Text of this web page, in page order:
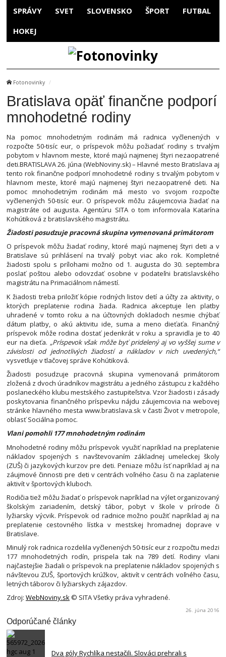
SPRÁVY SVET SLOVENSKO ŠPORT FUTBAL
HOKEJ
Fotonovinky
Bratislava opäť finančne podporí
mnohodetné rodiny
Na pomoc mnohodetným rodinám má radnica vyčlenených v
rozpočte 50-tisíc eur, o príspevok môžu požiadať rodiny s trvalým
pobytom v hlavnom meste, ktoré majú najmenej štyri nezaopatrené
deti.BRATISLAVA 26. júna (WebNoviny.sk) – Hlavné mesto Bratislava aj
tento rok finančne podporí mnohodetné rodiny s trvalým pobytom v
hlavnom meste, ktoré majú najmenej štyri nezaopatrené deti. Na
pomoc mnohodetným rodinám má mesto vo svojom rozpočte
vyčlenených 50-tisíc eur. O príspevok môžu záujemcovia žiadať na
magistráte od augusta. Agentúru SITA o tom informovala Katarína
Kohútiková z bratislavského magistrátu.
Žiadosti posudzuje pracovná skupina vymenovaná primátorom
O príspevok môžu žiadať rodiny, ktoré majú najmenej štyri deti a v
Bratislave sú prihlásení na trvalý pobyt viac ako rok. Kompletné
žiadosti spolu s prílohami možno od 1. augusta do 30. septembra
poslať poštou alebo odovzdať osobne v podateľni bratislavského
magistrátu na Primaciálnom námestí.
K žiadosti treba priložiť kópie rodných listov detí a účty za aktivity, o
ktorých preplatenie rodina žiada. Radnica akceptuje len platby
uhradené v tomto roku a na účtovných dokladoch nesmie chýbať
dátum platby, o akú aktivitu ide, suma a meno dieťaťa. Finančný
príspevok môže rodina dostať jedenkrát v roku a spravidla je to 40
eur na dieťa. „Príspevok však môže byť pridelený aj vo vyššej sume v
závislosti od jednotlivých žiadostí a nákladov v nich uvedených,“
vysvetľuje v tlačovej správe Kohútiková.
Žiadosti posudzuje pracovná skupina vymenovaná primátorom
zložená z dvoch úradníkov magistrátu a jedného zástupcu z každého
poslaneckého klubu mestského zastupiteľstva. Vzor žiadosti i zásady
poskytovania finančného príspevku nájdu záujemcovia na webovej
stránke hlavného mesta www.bratislava.sk v časti Život v metropole,
oblasť Sociálna pomoc.
Vlani pomohli 177 mnohodetným rodinám
Mnohodetné rodiny môžu príspevok využiť napríklad na preplatenie
nákladov spojených s navštevovaním základnej umeleckej školy
(ZUŠ) či jazykových kurzov pre deti. Peniaze môžu ísť napríklad aj na
záujmové činnosti pre deti v centrách voľného času či na zaplatenie
aktivít v športových kluboch.
Rodičia tiež môžu žiadať o príspevok napríklad na výlet organizovaný
školským zariadením, detský tábor, pobyt v škole v prírode či
lyžiarsky výcvik. Príspevok od radnice možno použiť napríklad aj na
preplatenie cestovného lístka v mestskej hromadnej doprave v
Bratislave.
Minulý rok radnica rozdelila vyčlenených 50-tisíc eur z rozpočtu medzi
177 mnohodetných rodín, prispela tak na 789 detí. Rodiny vlani
najčastejšie žiadali o príspevok na preplatenie nákladov spojených s
návštevou ZUŠ, športových krúžkov, aktivít v centrách voľného času,
letných táborov či lyžiarskych zájazdov.
Zdroj: WebNoviny.sk © SITA Všetky práva vyhradené.
26. júna 2016
Odporúčané články
Dva góly Rychlíka nestačili. Slováci prehrali s